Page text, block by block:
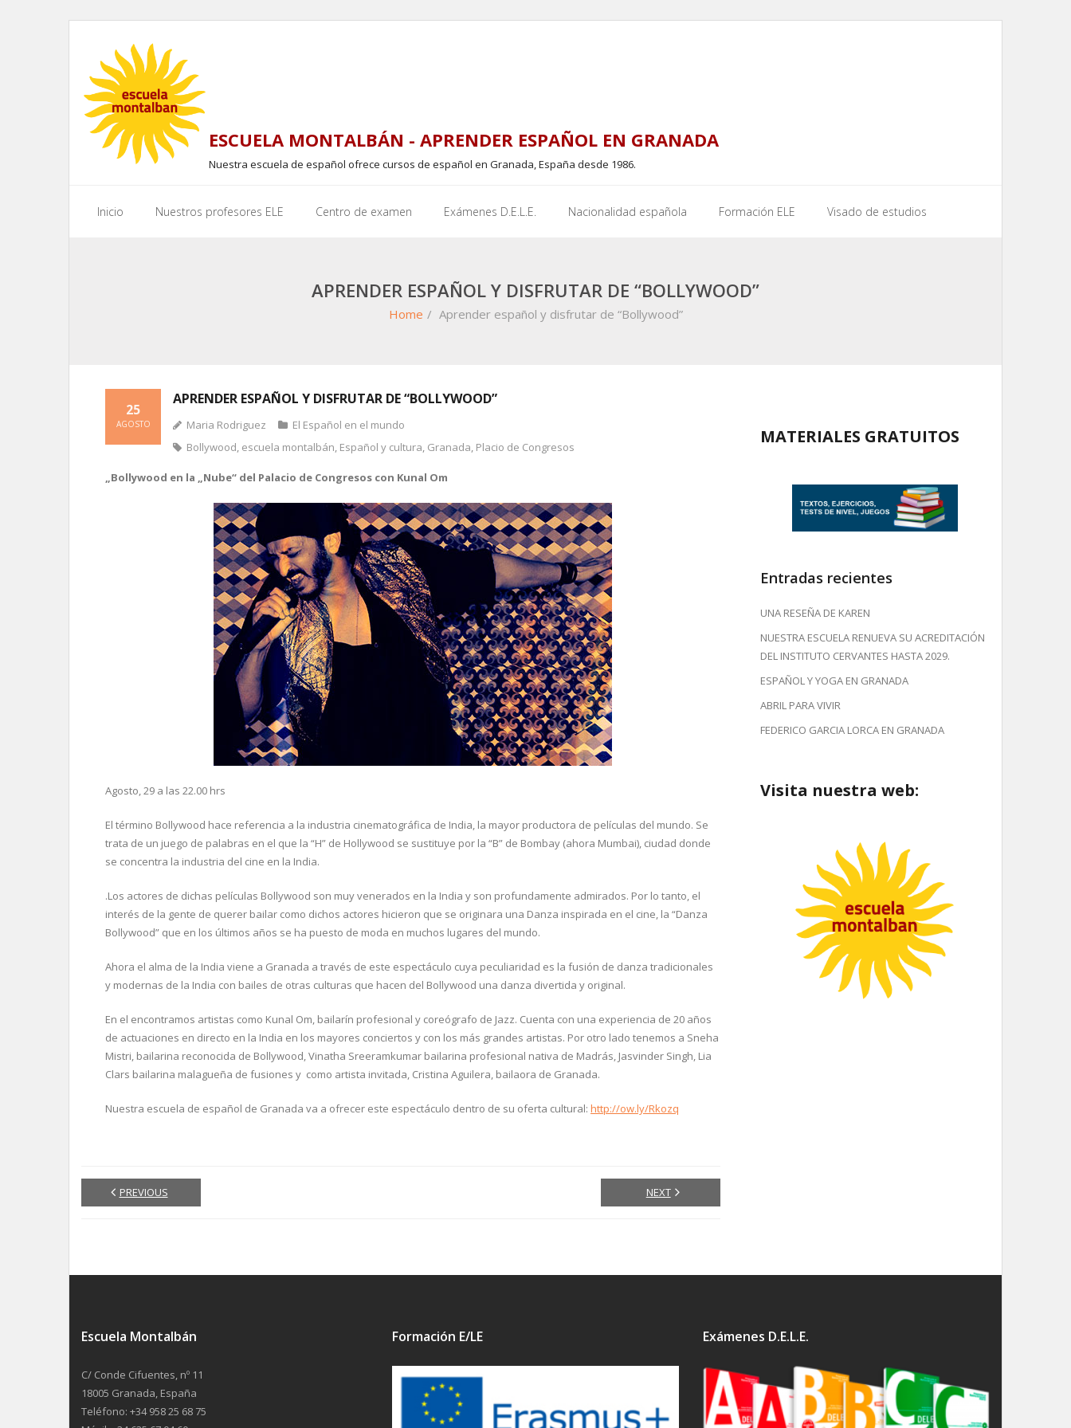
content
ESCUELA MONTALBÁN - APRENDER ESPAÑOL EN GRANADA
Nuestra escuela de español ofrece cursos de español en Granada, España desde 1986.
Inicio Nuestros profesores ELE Centro de examen Exámenes D.E.L.E. Nacionalidad española Formación ELE Visado de estudios
APRENDER ESPAÑOL Y DISFRUTAR DE “BOLLYWOOD”
Home / Aprender español y disfrutar de “Bollywood”
APRENDER ESPAÑOL Y DISFRUTAR DE “BOLLYWOOD”
25
AGOSTO Maria Rodriguez
El Español en el mundo
Bollywood, escuela montalbán, Español y cultura, Granada, Placio de Congresos
„Bollywood en la „Nube“ del Palacio de Congresos con Kunal Om
Agosto, 29 a las 22.00 hrs
El término Bollywood hace referencia a la industria cinematográfica de India, la mayor productora de películas del mundo. Se
trata de un juego de palabras en el que la “H” de Hollywood se sustituye por la “B” de Bombay (ahora Mumbai), ciudad donde
se concentra la industria del cine en la India.
.Los actores de dichas películas Bollywood son muy venerados en la India y son profundamente admirados. Por lo tanto, el
interés de la gente de querer bailar como dichos actores hicieron que se originara una Danza inspirada en el cine, la “Danza
Bollywood” que en los últimos años se ha puesto de moda en muchos lugares del mundo.
Ahora el alma de la India viene a Granada a través de este espectáculo cuya peculiaridad es la fusión de danza tradicionales
y modernas de la India con bailes de otras culturas que hacen del Bollywood una danza divertida y original.
En el encontramos artistas como Kunal Om, bailarín profesional y coreógrafo de Jazz. Cuenta con una experiencia de 20 años
de actuaciones en directo en la India en los mayores conciertos y con los más grandes artistas. Por otro lado tenemos a Sneha
Mistri, bailarina reconocida de Bollywood, Vinatha Sreeramkumar bailarina profesional nativa de Madrás, Jasvinder Singh, Lia
Clars bailarina malagueña de fusiones y como artista invitada, Cristina Aguilera, bailaora de Granada.
Nuestra escuela de español de Granada va a ofrecer este espectáculo dentro de su oferta cultural: http://ow.ly/Rkozq
PREVIOUS NEXT
MATERIALES GRATUITOS
Entradas recientes
UNA RESEÑA DE KAREN
NUESTRA ESCUELA RENUEVA SU ACREDITACIÓN
DEL INSTITUTO CERVANTES HASTA 2029.
ESPAÑOL Y YOGA EN GRANADA
ABRIL PARA VIVIR
FEDERICO GARCIA LORCA EN GRANADA
Visita nuestra web:
Escuela Montalbán
C/ Conde Cifuentes, nº 11
18005 Granada, España
Teléfono: +34 958 25 68 75
Formación E/LE Exámenes D.E.L.E.